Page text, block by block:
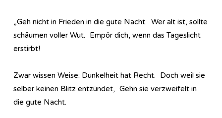
„Geh nicht in Frieden in die gute Nacht. Wer alt ist, sollte
schäumen voller Wut. Empör dich, wenn das Tageslicht
erstirbt!
Zwar wissen Weise: Dunkelheit hat Recht. Doch weil sie
selber keinen Blitz entzündet, Gehn sie verzweifelt in
die gute Nacht.